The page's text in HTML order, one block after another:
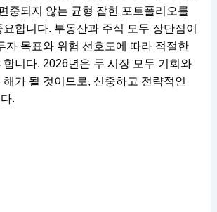
중되지 않는 균형 잡힌 포트폴리오를
합니다. 부동산과 주식 모두 장단점이
자 목표와 위험 선호도에 따라 적절한
합니다. 2026년은 두 시장 모두 기회와
가 될 것이므로, 신중하고 전략적인
.